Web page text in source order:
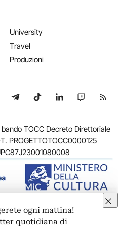
University
Travel
Produzioni
YouTube
su WhatsApp
Seguici su Telegram
Seguici su TikTok
Seguici su
Seguici
TOCC Decreto Direttoriale
PROGETTOTOCC0000125
Vittorio Emanuele II, 287 –
ogni mattina!
quotidiana di